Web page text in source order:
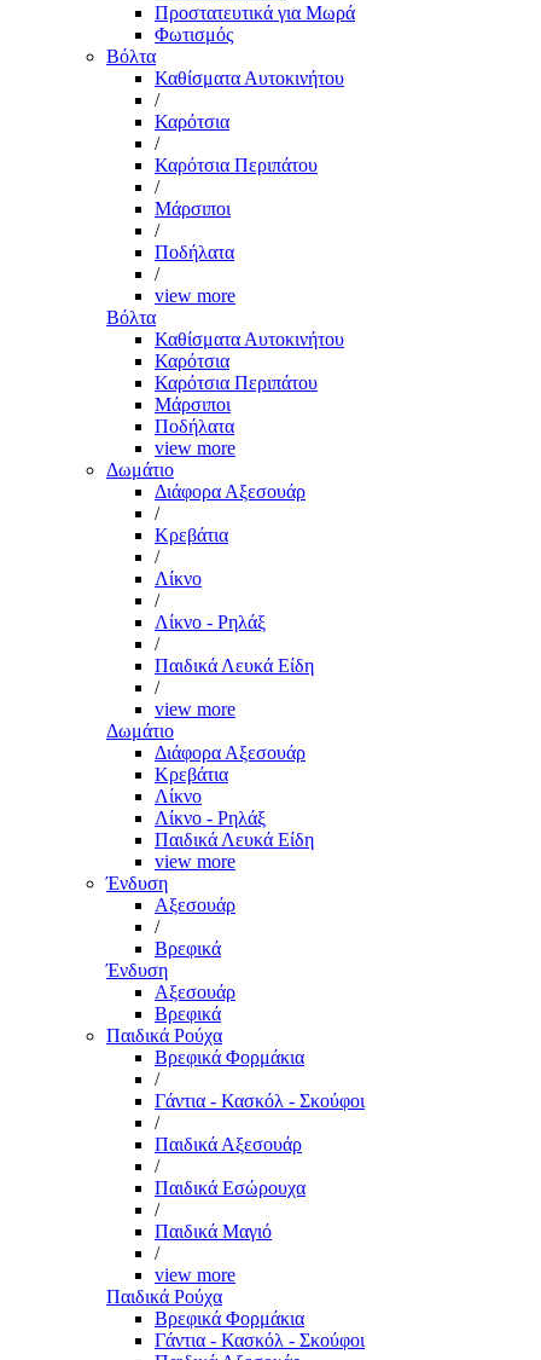
Προστατευτικά για Μωρά
Φωτισμός
Βόλτα
Καθίσματα Αυτοκινήτου
/
Καρότσια
/
Καρότσια Περιπάτου
/
Μάρσιποι
/
Ποδήλατα
/
view more
Βόλτα
Καθίσματα Αυτοκινήτου
Καρότσια
Καρότσια Περιπάτου
Μάρσιποι
Ποδήλατα
view more
Δωμάτιο
Διάφορα Αξεσουάρ
/
Κρεβάτια
/
Λίκνο
/
Λίκνο - Ρηλάξ
/
Παιδικά Λευκά Είδη
/
view more
Δωμάτιο
Διάφορα Αξεσουάρ
Κρεβάτια
Λίκνο
Λίκνο - Ρηλάξ
Παιδικά Λευκά Είδη
view more
Ένδυση
Αξεσουάρ
/
Βρεφικά
Ένδυση
Αξεσουάρ
Βρεφικά
Παιδικά Ρούχα
Βρεφικά Φορμάκια
/
Γάντια - Κασκόλ - Σκούφοι
/
Παιδικά Αξεσουάρ
/
Παιδικά Εσώρουχα
/
Παιδικά Μαγιό
/
view more
Παιδικά Ρούχα
Βρεφικά Φορμάκια
Γάντια - Κασκόλ - Σκούφοι